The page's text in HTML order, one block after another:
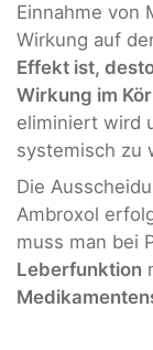
Einnahme von
Wirkung auf
Effekt ist,
Wirkung im
eliminiert wird
systemisch zu
Die
Ambroxol
muss man bei
Leberfunktion